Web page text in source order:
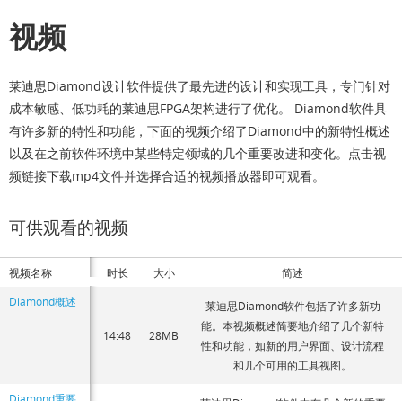
视频
莱迪思Diamond设计软件提供了最先进的设计和实现工具，专门针对
成本敏感、低功耗的莱迪思FPGA架构进行了优化。 Diamond软件具
有许多新的特性和功能，下面的视频介绍了Diamond中的新特性概述
以及在之前软件环境中某些特定领域的几个重要改进和变化。点击视
频链接下载mp4文件并选择合适的视频播放器即可观看。
可供观看的视频
视频名称 时长 大小
简述
Diamond概述
14:48 28MB
莱迪思Diamond软件包括了许多新功
能。本视频概述简要地介绍了几个新特
性和功能，如新的用户界面、设计流程
和几个可用的工具视图。